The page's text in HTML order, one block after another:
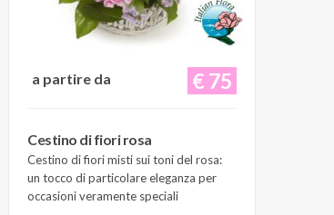
€ 75
a partire da
Cestino di fiori rosa
Cestino di fiori misti sui toni del rosa:
un tocco di particolare eleganza per
occasioni veramente speciali